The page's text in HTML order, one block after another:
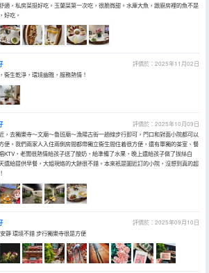
適，私房菜挺好吃。玉蘭菜第一次吃，很脆微甜。水庫大魚，跟廚房裡的魚不是
好吃。
評價於：2025年11月02日
衞生乾淨，環境幽雅，服務熱情！
評價於：2025年10月09日
，去獨樂寺～文廟～魯班廟～漁陽古街一趟線步行即可，門口和對面小院都可以
便。我們兩家人入住兩側房間都帶獨立衞生間住着很方便，還有單獨的茶室、餐
KTV，老闆很熱情給孩子送了酸奶，給準備了水果，晚上還給孩子做了拔絲白
還給提供早餐，大姐現烙的大餅很不錯。本來衹是圖近訂的小院，沒想到真的超
評價於：2025年09月10日
靜 環境不錯 步行獨樂寺很是方便